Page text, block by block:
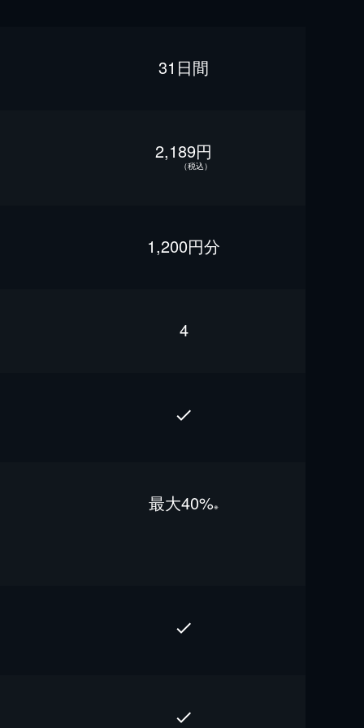
31日間
2,189円
（税込）
1,200円分
4
最⼤40%※